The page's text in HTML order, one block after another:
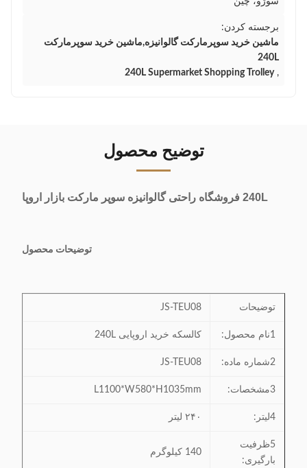
برجسته کردن:
ماشين خريد سوپرمارکت گالوانیزه,ماشين خريد سوپرمارکت
240L
,
240L Supermarket Shopping Trolley
توضیح محصول
240L فروشگاه راحتی گالوانیزه سوپر مارکت بازار اروپا
توضیحات محصول
توضیحات JS-TEU08
1نام محصول: کالسکه خرید اروپایی 240L
2شماره ماده: JS-TEU08
3مشخصات: L1100*W580*H1035mm
4لیتر: ۲۴۰ لیتر
5ظرفیت
بارگیری:
140 کيلوگرم